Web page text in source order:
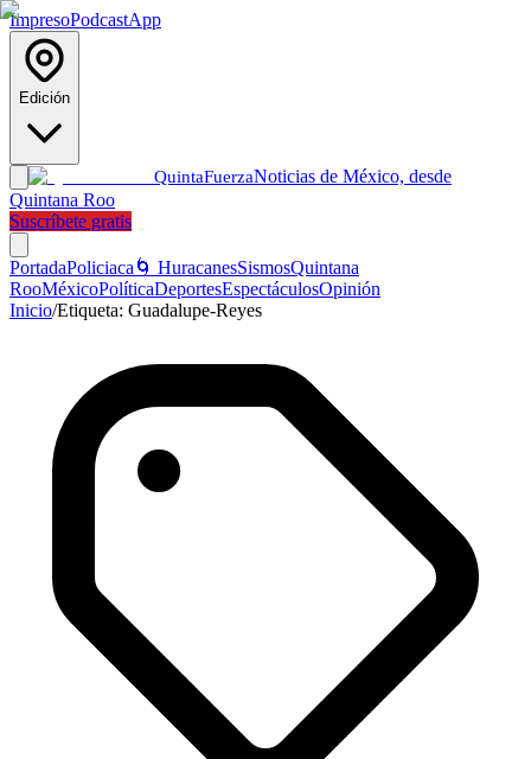
ImpresoPodcastApp
Edición
QuintaFuerzaNoticias de México, desde
Quintana Roo
Suscríbete gratis
PortadaPoliciaca 🌀 HuracanesSismosQuintana
RooMéxicoPolíticaDeportesEspectáculosOpinión
Inicio/Etiqueta: Guadalupe-Reyes